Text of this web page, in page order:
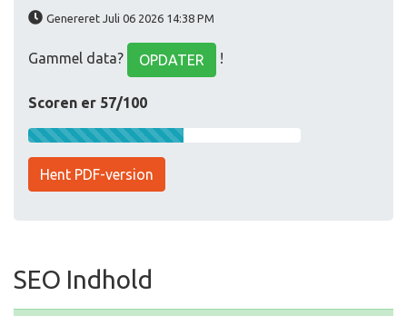
Genereret Juli 06 2026 14:38 PM
Gammel data? OPDATER !
Scoren er 57/100
Hent PDF-version
SEO Indhold